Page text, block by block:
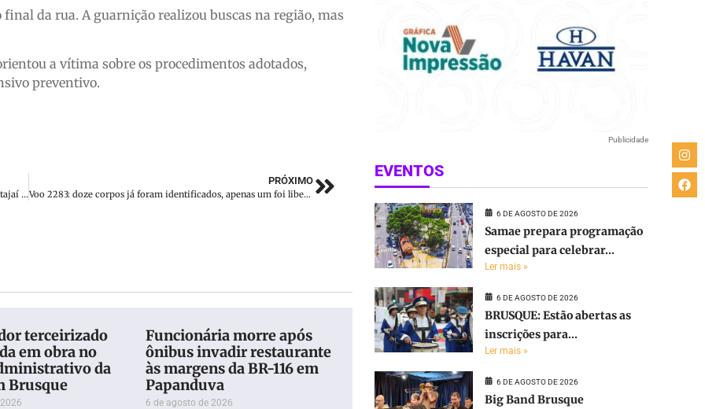
da rua. A guarnição realizou buscas na região, mas
a vítima sobre os procedimentos adotados,
preventivo.
Automóvel sai da pista e capota em rodovia no Alto Vale do Itajaí (SC)
PRÓXIMO
Voo 2283: doze corpos já foram identificados, apenas um foi liberado
terceirizado
em obra no
da
Brusque
Funcionária morre após
ônibus invadir restaurante
às margens da BR-116 em
Papanduva
6 de agosto de 2026
Publicidade
EVENTOS
6 DE AGOSTO DE 2026
Samae prepara programação
especial para celebrar...
Ler mais »
6 DE AGOSTO DE 2026
BRUSQUE: Estão abertas as
inscrições para...
Ler mais »
6 DE AGOSTO DE 2026
Big Band Brusque